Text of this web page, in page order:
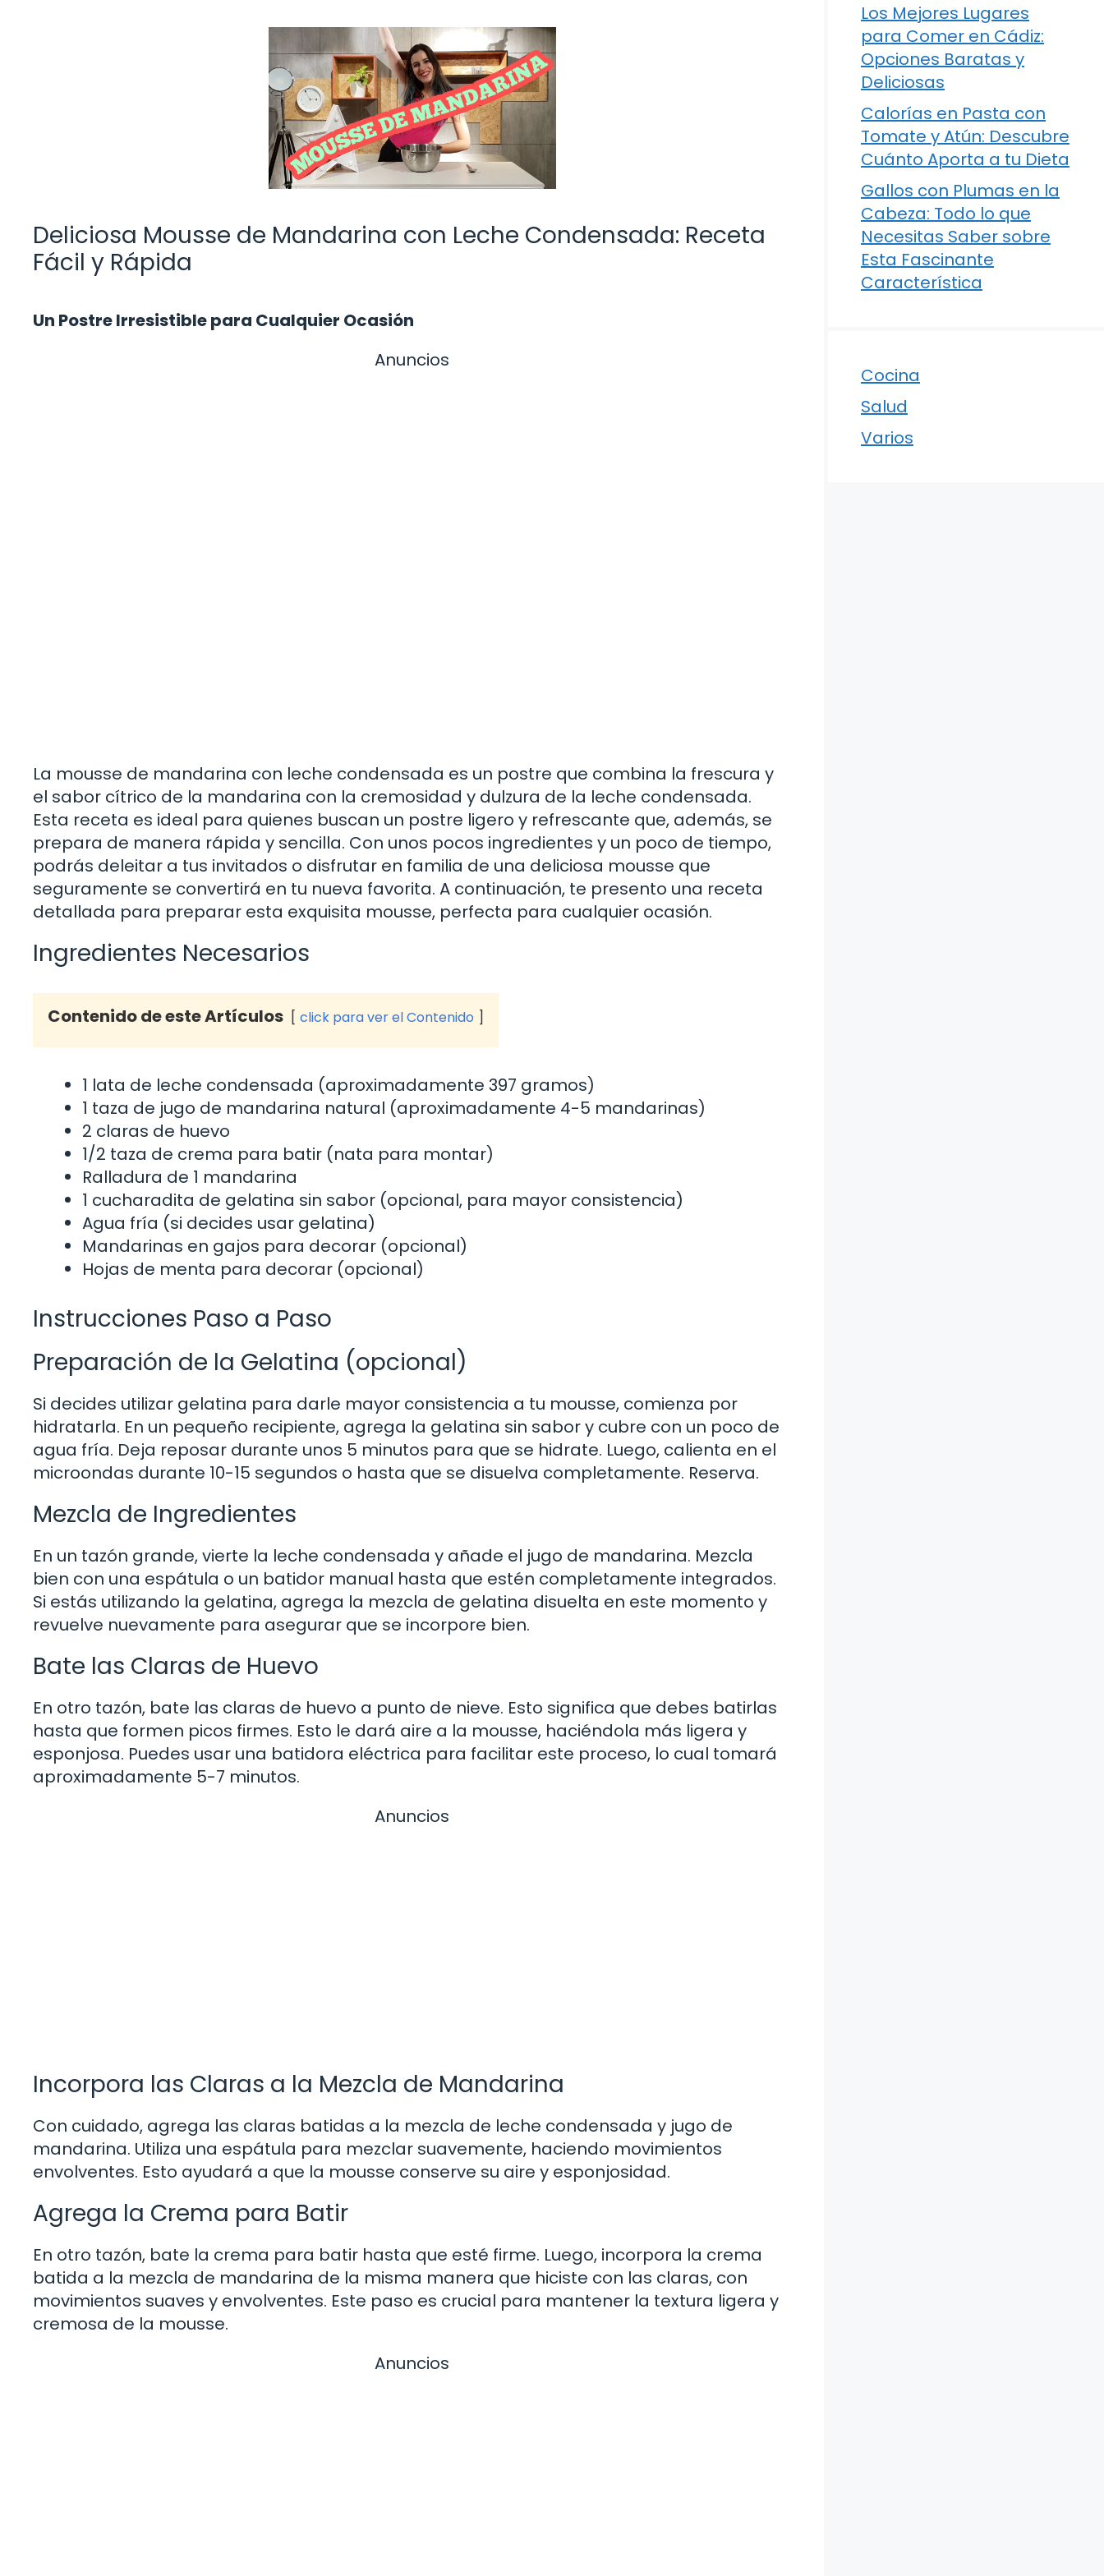
Deliciosa Mousse de Mandarina con Leche Condensada: Receta
Fácil y Rápida
Un Postre Irresistible para Cualquier Ocasión
Anuncios
La mousse de mandarina con leche condensada es un postre que combina la frescura y
el sabor cítrico de la mandarina con la cremosidad y dulzura de la leche condensada.
Esta receta es ideal para quienes buscan un postre ligero y refrescante que, además, se
prepara de manera rápida y sencilla. Con unos pocos ingredientes y un poco de tiempo,
podrás deleitar a tus invitados o disfrutar en familia de una deliciosa mousse que
seguramente se convertirá en tu nueva favorita. A continuación, te presento una receta
detallada para preparar esta exquisita mousse, perfecta para cualquier ocasión.
Ingredientes Necesarios
Contenido de este Artículos click para ver el Contenido
1 lata de leche condensada (aproximadamente 397 gramos)
1 taza de jugo de mandarina natural (aproximadamente 4-5 mandarinas)
2 claras de huevo
1/2 taza de crema para batir (nata para montar)
Ralladura de 1 mandarina
1 cucharadita de gelatina sin sabor (opcional, para mayor consistencia)
Agua fría (si decides usar gelatina)
Mandarinas en gajos para decorar (opcional)
Hojas de menta para decorar (opcional)
Instrucciones Paso a Paso
Preparación de la Gelatina (opcional)
Si decides utilizar gelatina para darle mayor consistencia a tu mousse, comienza por
hidratarla. En un pequeño recipiente, agrega la gelatina sin sabor y cubre con un poco de
agua fría. Deja reposar durante unos 5 minutos para que se hidrate. Luego, calienta en el
microondas durante 10-15 segundos o hasta que se disuelva completamente. Reserva.
Mezcla de Ingredientes
En un tazón grande, vierte la leche condensada y añade el jugo de mandarina. Mezcla
bien con una espátula o un batidor manual hasta que estén completamente integrados.
Si estás utilizando la gelatina, agrega la mezcla de gelatina disuelta en este momento y
revuelve nuevamente para asegurar que se incorpore bien.
Bate las Claras de Huevo
En otro tazón, bate las claras de huevo a punto de nieve. Esto significa que debes batirlas
hasta que formen picos firmes. Esto le dará aire a la mousse, haciéndola más ligera y
esponjosa. Puedes usar una batidora eléctrica para facilitar este proceso, lo cual tomará
aproximadamente 5-7 minutos.
Anuncios
Incorpora las Claras a la Mezcla de Mandarina
Con cuidado, agrega las claras batidas a la mezcla de leche condensada y jugo de
mandarina. Utiliza una espátula para mezclar suavemente, haciendo movimientos
envolventes. Esto ayudará a que la mousse conserve su aire y esponjosidad.
Agrega la Crema para Batir
En otro tazón, bate la crema para batir hasta que esté firme. Luego, incorpora la crema
batida a la mezcla de mandarina de la misma manera que hiciste con las claras, con
movimientos suaves y envolventes. Este paso es crucial para mantener la textura ligera y
cremosa de la mousse.
Anuncios
Los Mejores Lugares
para Comer en Cádiz:
Opciones Baratas y
Deliciosas
Calorías en Pasta con
Tomate y Atún: Descubre
Cuánto Aporta a tu Dieta
Gallos con Plumas en la
Cabeza: Todo lo que
Necesitas Saber sobre
Esta Fascinante
Característica
Cocina
Salud
Varios